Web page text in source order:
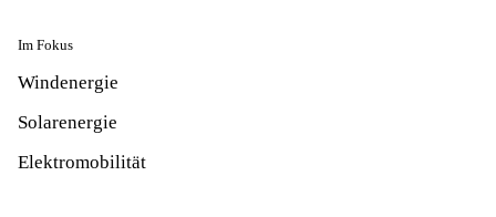
Im Fokus
Windenergie
Solarenergie
Elektromobilität